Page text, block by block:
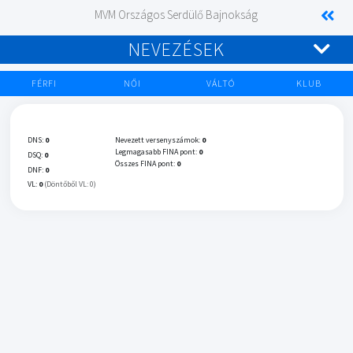
MVM Országos Serdülő Bajnokság
NEVEZÉSEK
FÉRFI NŐI VÁLTÓ KLUB
DNS: 0
DSQ: 0
DNF: 0
VL: 0 (Döntőből VL: 0)
Nevezett versenyszámok: 0
Legmagasabb FINA pont: 0
Összes FINA pont: 0